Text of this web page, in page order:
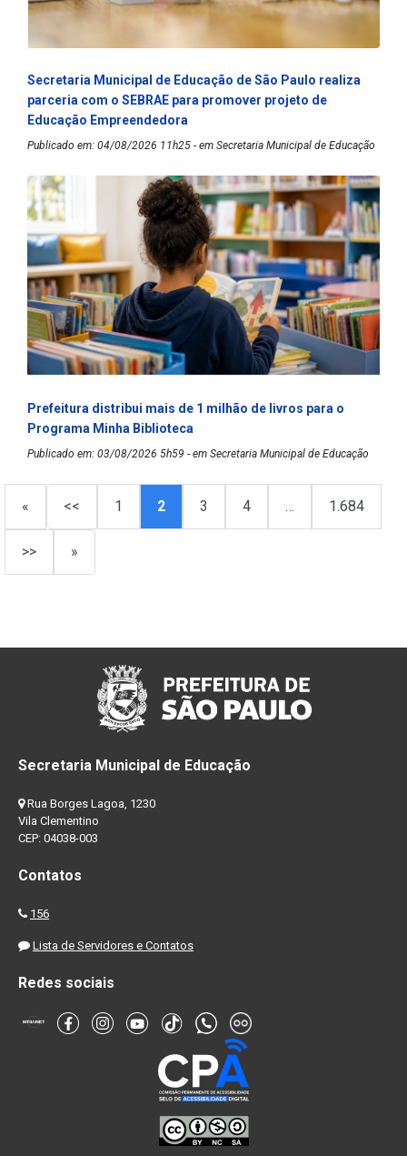
Secretaria Municipal de Educação de São Paulo realiza
parceria com o SEBRAE para promover projeto de
Educação Empreendedora
Publicado em: 04/08/2026 11h25 - em Secretaria Municipal de Educação
Prefeitura distribui mais de 1 milhão de livros para o
Programa Minha Biblioteca
Publicado em: 03/08/2026 5h59 - em Secretaria Municipal de Educação
« << 1 2 3 4 … 1.684
>> »
Secretaria Municipal de Educação
Rua Borges Lagoa, 1230
Vila Clementino
CEP: 04038-003
Contatos
156
Lista de Servidores e Contatos
Redes sociais